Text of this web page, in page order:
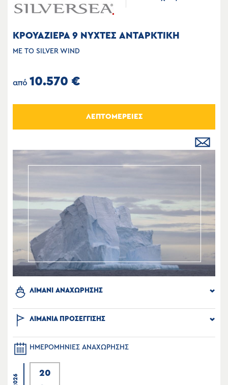
ΚΡΟΥΑΖΙΕΡΑ 9 ΝΥΧΤΕΣ ΑΝΤΑΡΚΤΙΚΗ
ΜΕ ΤΟ SILVER WIND
από 10.570 €
ΛΕΠΤΟΜΕΡΕΙΕΣ
ΛΙΜΑΝΙ ΑΝΑΧΩΡΗΣΗΣ
ΛΙΜΑΝΙΑ ΠΡΟΣΕΓΓΙΣΗΣ
ΗΜΕΡΟΜΗΝΙΕΣ ΑΝΑΧΩΡΗΣΗΣ
2026
20